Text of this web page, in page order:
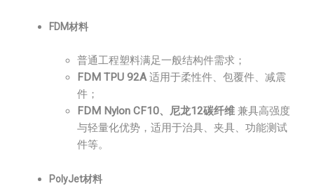
FDM材料
普通工程塑料满足一般结构件需求；
FDM TPU 92A适用于柔性件、包覆件、减震
件；
FDM Nylon CF10、尼龙12碳纤维 兼具高强度
与轻量化优势，适用于治具、夹具、功能测试
件等。
PolyJet材料